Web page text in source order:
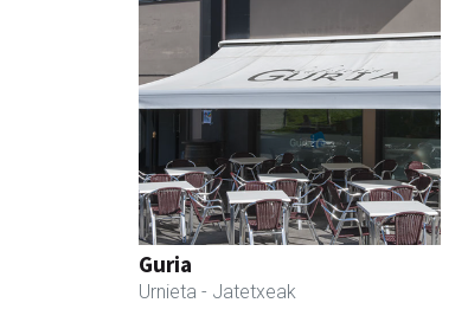
Guria
Urnieta - Jatetxeak